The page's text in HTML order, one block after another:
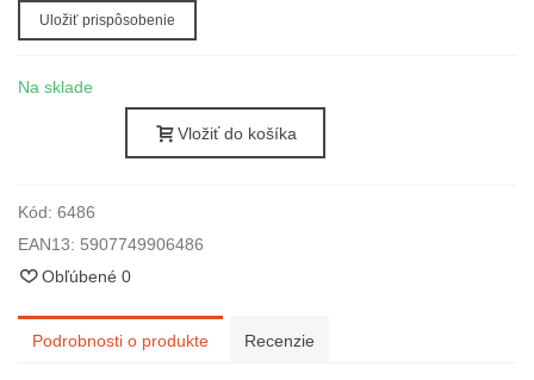
Uložiť prispôsobenie
Na sklade
Vložiť do košíka
Kód: 6486
EAN13: 5907749906486
Obľúbené 0
Podrobnosti o produkte Recenzie